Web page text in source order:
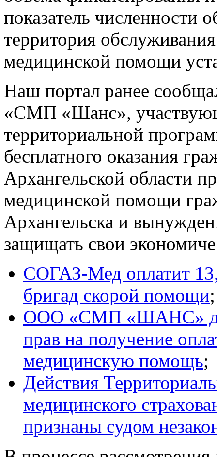
показатель численности
территория
медицинской помощи
Наш портал ранее
«СМП «Шанс»,
территориальной
бесплатного оказания
Архангельской области
медицинской помощи
Архангельска и
защищать свои
СОГАЗ-Мед оплатит
бригад скорой помощи;
ООО «СМП «ШАНС»
прав на получение
медицинскую помощь;
Действия
медицинского
признаны судом